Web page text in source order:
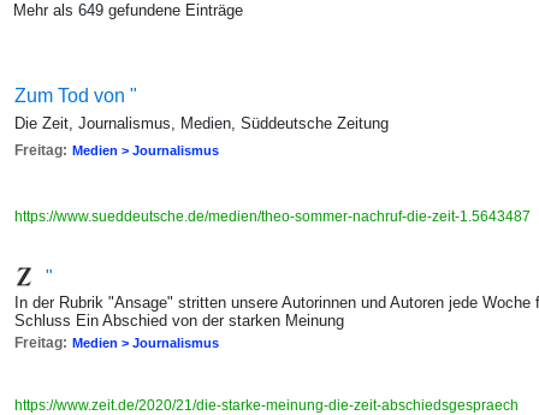
Mehr als 649 gefundene Einträge
Zum Tod von "
Die Zeit, Journalismus, Medien, Süddeutsche Zeitung
Freitag: Medien > Journalismus
https://www.sueddeutsche.de/medien/theo-sommer-nachruf-die-zeit-1.5643487
"
In der Rubrik "Ansage" stritten unsere Autorinnen und Autoren jede
Schluss Ein Abschied von der starken Meinung
Freitag: Medien > Journalismus
https://www.zeit.de/2020/21/die-starke-meinung-die-zeit-abschiedsgespraech